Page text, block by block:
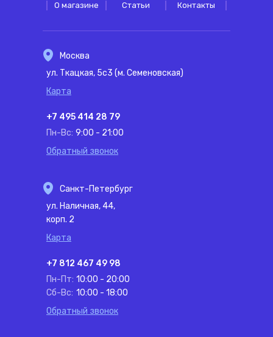
О магазине Статьи Контакты
Москва
ул. Ткацкая, 5с3 (м. Семеновская)
Карта
+7 495 414 28 79
Пн-Вс: 9:00 - 21:00
Обратный звонок
Санкт-Петербург
ул. Наличная, 44,
корп. 2
Карта
+7 812 467 49 98
Пн-Пт: 10:00 - 20:00
Сб-Вс: 10:00 - 18:00
Обратный звонок